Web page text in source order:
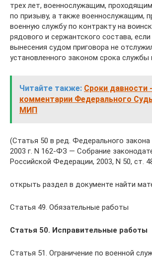
трех лет, военнослужащим,
по призыву, а также военнослужащим,
военную службу по контракту на
рядового и сержантского состава,
вынесения судом приговора не
установленного законом срока службы
Читайте также: Сроки давности -
комментарии Федерального
МИП
(Статья 50 в ред. Федерального
2003 г. N 162-ФЗ — Собрание
Российской Федерации, 2003, N 50, ст.
открыть раздел в документе найти
Статья 49. Обязательные работы
Статья 50. Исправительные работы
Статья 51. Ограничение по военной